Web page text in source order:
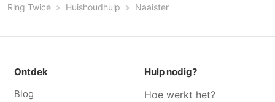
Ring Twice Huishoudhulp Naaister
Ontdek
Blog
Hulp nodig?
Hoe werkt het?